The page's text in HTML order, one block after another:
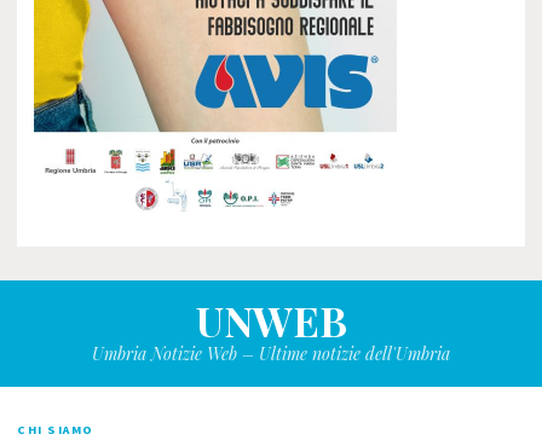
UNWEB
Umbria Notizie Web – Ultime notizie dell'Umbria
CHI SIAMO